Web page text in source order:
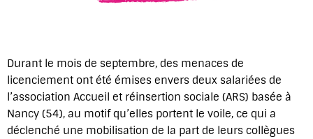
Durant le mois de septembre, des menaces de
licenciement ont été émises envers deux salariées de
l’association Accueil et réinsertion sociale (ARS) basée à
Nancy (54), au motif qu’elles portent le voile, ce qui a
déclenché une mobilisation de la part de leurs collègues